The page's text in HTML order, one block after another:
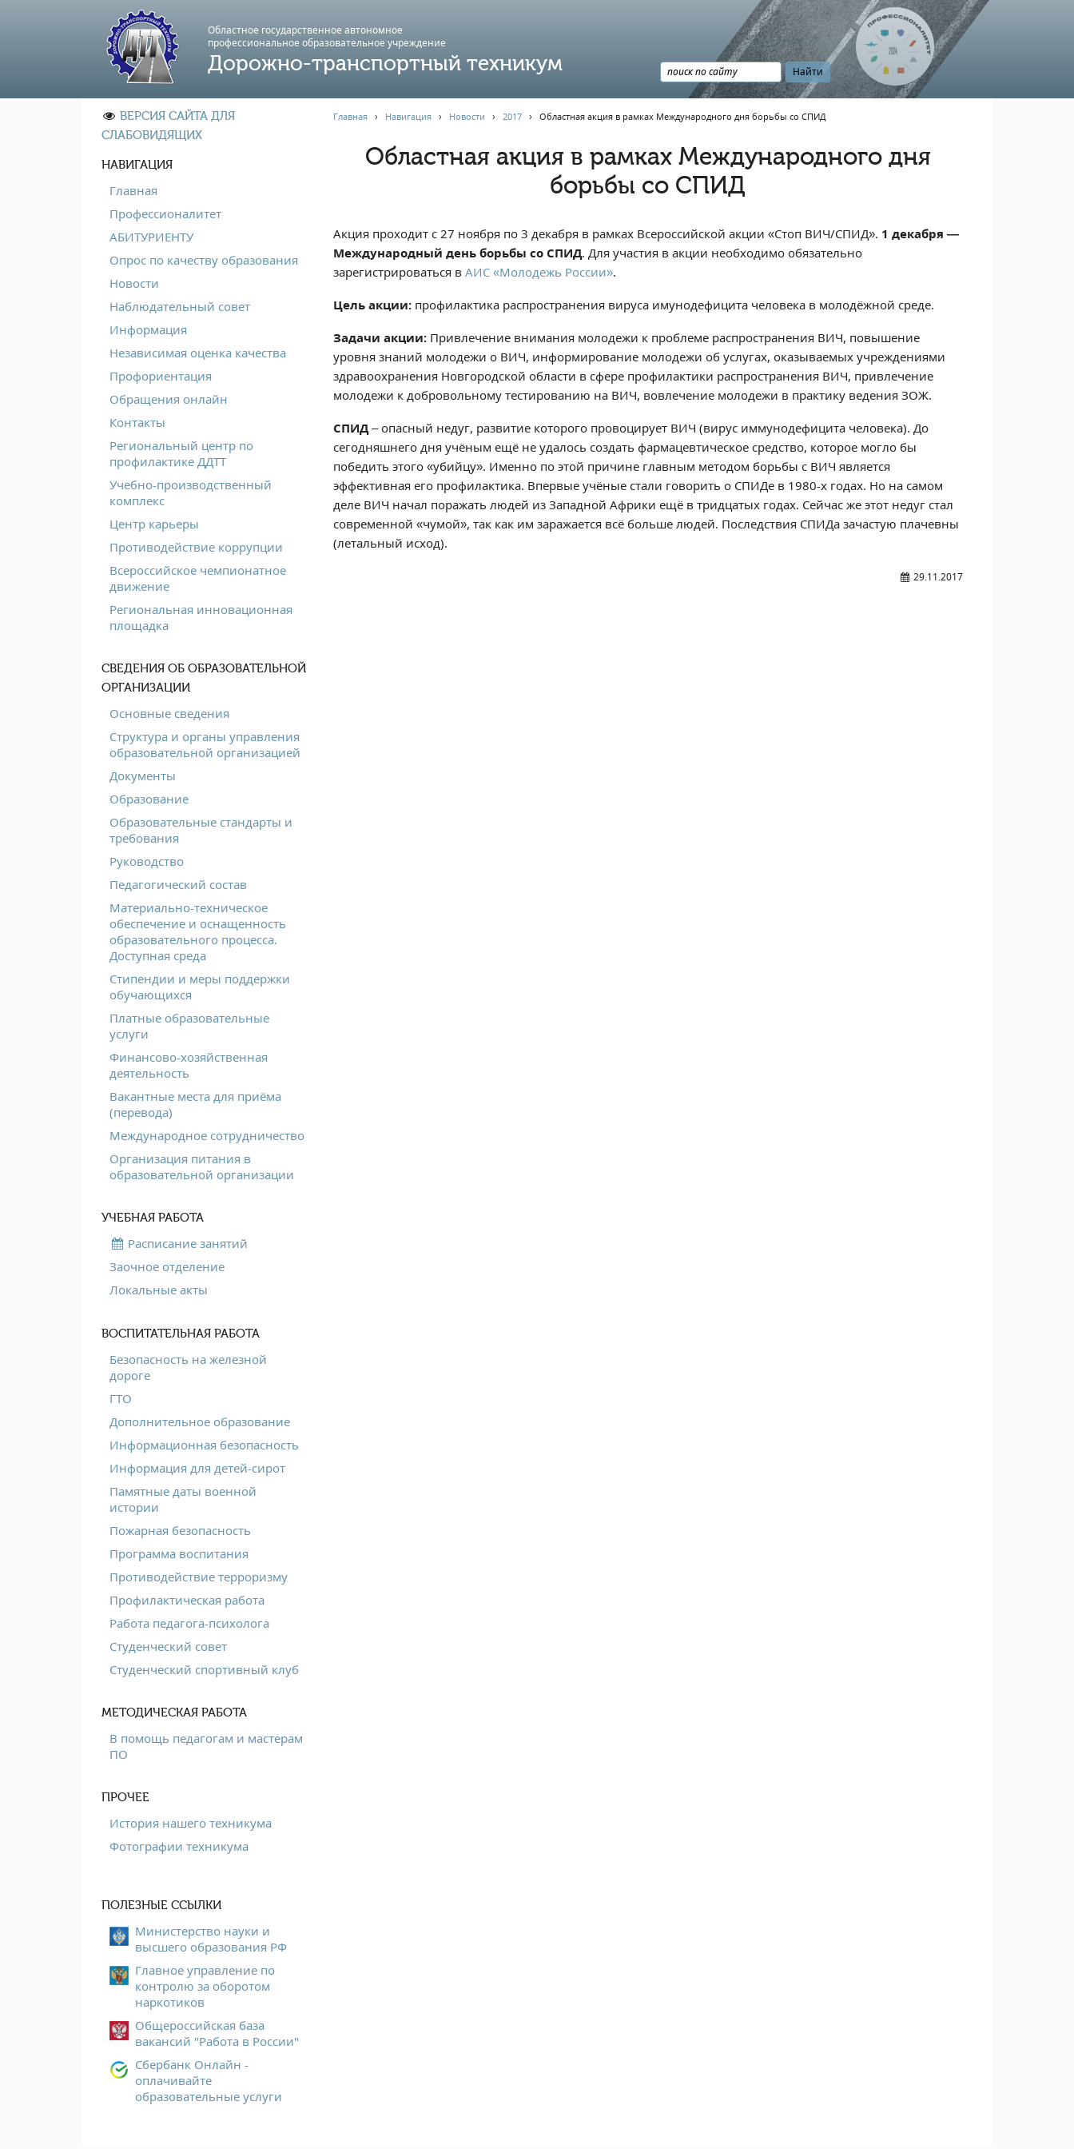
Областное государственное автономное
профессиональноe образовательное учреждение
Дорожно-транспортный техникум
ВЕРСИЯ САЙТА ДЛЯ
СЛАБОВИДЯЩИХ
НАВИГАЦИЯ
Главная
Профессионалитет
АБИТУРИЕНТУ
Опрос по качеству образования
Новости
Наблюдательный совет
Информация
Независимая оценка качества
Профориентация
Обращения онлайн
Контакты
Региональный центр по
профилактике ДДТТ
Учебно-производственный
комплекс
Центр карьеры
Противодействие коррупции
Всероссийское чемпионатное
движение
Региональная инновационная
площадка
СВЕДЕНИЯ ОБ ОБРАЗОВАТЕЛЬНОЙ
ОРГАНИЗАЦИИ
Основные сведения
Структура и органы управления
образовательной организацией
Документы
Образование
Образовательные стандарты и
требования
Руководство
Педагогический состав
Материально-техническое
обеспечение и оснащенность
образовательного процесса.
Доступная среда
Стипендии и меры поддержки
обучающихся
Платные образовательные
услуги
Финансово-хозяйственная
деятельность
Вакантные места для приёма
(перевода)
Международное сотрудничество
Организация питания в
образовательной организации
УЧЕБНАЯ РАБОТА
Расписание занятий
Заочное отделение
Локальные акты
ВОСПИТАТЕЛЬНАЯ РАБОТА
Безопасность на железной
дороге
ГТО
Дополнительное образование
Информационная безопасность
Информация для детей-сирот
Памятные даты военной
истории
Пожарная безопасность
Программа воспитания
Противодействие терроризму
Профилактическая работа
Работа педагога-психолога
Студенческий совет
Студенческий спортивный клуб
МЕТОДИЧЕСКАЯ РАБОТА
В помощь педагогам и мастерам
ПО
ПРОЧЕЕ
История нашего техникума
Фотографии техникума
ПОЛЕЗНЫЕ ССЫЛКИ
Министерство науки и
высшего образования РФ
Главное управление по
контролю за оборотом
наркотиков
Общероссийская база
вакансий "Работа в России"
Сбербанк Онлайн -
оплачивайте
образовательные услуги
Главная› Навигация› Новости › 2017› Областная акция в рамках Международного дня борьбы со СПИД
Областная акция в рамках Международного дня
борьбы со СПИД
Акция проходит с 27 ноября по 3 декабря в рамках Всероссийской акции «Стоп ВИЧ/СПИД». 1 декабря —
Международный день борьбы со СПИД. Для участия в акции необходимо обязательно
зарегистрироваться в АИС «Молодежь России».
Цель акции:профилактика распространения вируса имунодефицита человека в молодёжной среде.
Задачи акции:Привлечение внимания молодежи к проблеме распространения ВИЧ, повышение
уровня знаний молодежи о ВИЧ, информирование молодежи об услугах, оказываемых учреждениями
здравоохранения Новгородской области в сфере профилактики распространения ВИЧ, привлечение
молодежи к добровольному тестированию на ВИЧ, вовлечение молодежи в практику ведения ЗОЖ.
СПИД– опасный недуг, развитие которого провоцирует ВИЧ (вирус иммунодефицита человека). До
сегодняшнего дня учёным ещё не удалось создать фармацевтическое средство, которое могло бы
победить этого «убийцу». Именно по этой причине главным методом борьбы с ВИЧ является
эффективная его профилактика. Впервые учёные стали говорить о СПИДе в 1980-х годах. Но на самом
деле ВИЧ начал поражать людей из Западной Африки ещё в тридцатых годах. Сейчас же этот недуг стал
современной «чумой», так как им заражается всё больше людей. Последствия СПИДа зачастую плачевны
(летальный исход).
29.11.2017